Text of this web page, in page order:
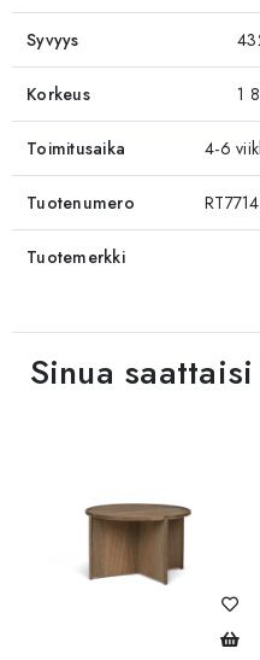
Syvyys
Korkeus 1
Toimitusaika 4-6
Tuotenumero
Tuotemerkki
Sinua